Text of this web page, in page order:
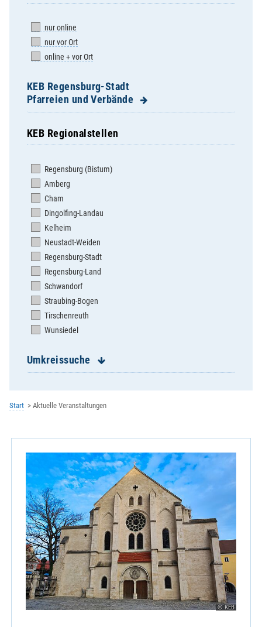
nur online
nur vor Ort
online + vor Ort
KEB Regensburg-Stadt
Pfarreien und Verbände
Herz Jesu
Herz Marien
Hl. Dreifaltigkeit Steinweg
Hl. Geist
Mariä Himmelfahrt Sallern
St. Albertus Magnus
St. Andreas
St. Anton
St. Bonifaz/St. Georg
St. Cäcilia
St. Coloman Harting
St. Emmeram
St. Georg Schwabelweis
St. Paul Königswiesen
St. Wolfgang
Zentrale Veranstaltung
Kath. Erziehergemeinschaft
Kath. Hochschulgemeinde
KEB Regionalstellen
Regensburg (Bistum)
Amberg
Cham
Dingolfing-Landau
Kelheim
Neustadt-Weiden
Regensburg-Stadt
Regensburg-Land
Schwandorf
Straubing-Bogen
Tirschenreuth
Wunsiedel
Umkreissuche
Start Aktuelle Veranstaltungen
© KEB